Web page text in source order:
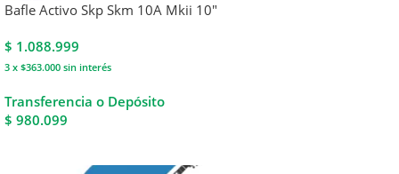
Bafle Activo Skp Skm 10A Mkii 10″
$ 1.088.999
3 x $363.000 sin interés
Transferencia o Depósito
$ 980.099